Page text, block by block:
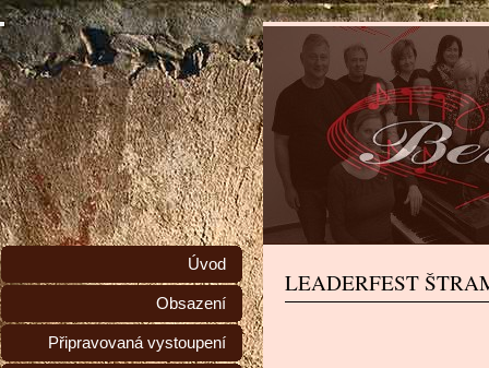
LEADERFEST
Úvod
Obsazení
Připravovaná vystoupení